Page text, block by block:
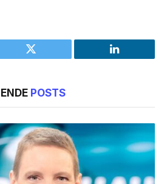
Twitter LinkedIn
POSTS